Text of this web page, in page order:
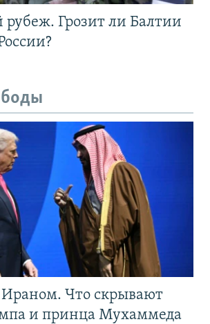
рубеж. Грозит ли Балтии
Что скрывают
и принца Мухаммеда